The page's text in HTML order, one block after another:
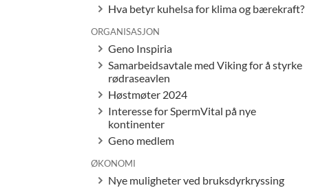
Hva betyr kuhelsa for klima og bærekraft?
ORGANISASJON
Geno Inspiria
Samarbeidsavtale med Viking for å styrke
rødraseavlen
Høstmøter 2024
Interesse for SpermVital på nye
kontinenter
Geno medlem
ØKONOMI
Nye muligheter ved bruksdyrkryssing